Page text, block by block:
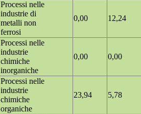
Processi nelle
industrie di
metalli non
ferrosi
0,00 12,24
Processi nelle
industrie
chimiche
inorganiche
0,00 0,00
Processi nelle
industrie
chimiche
organiche
23,94 5,78